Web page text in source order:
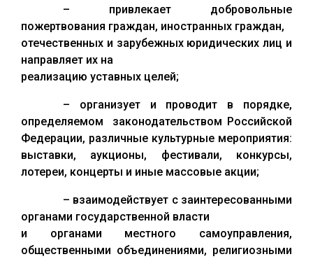
– привлекает добровольные
пожертвования граждан, иностранных граждан,
отечественных и зарубежных юридических лиц и
направляет их на
реализацию уставных целей;
– организует и проводит в порядке,
определяемом законодательством Российской
Федерации, различные культурные мероприятия:
выставки, аукционы, фестивали, конкурсы,
лотереи, концерты и иные массовые акции;
– взаимодействует с заинтересованными
органами государственной власти
и органами местного самоуправления,
общественными объединениями, религиозными